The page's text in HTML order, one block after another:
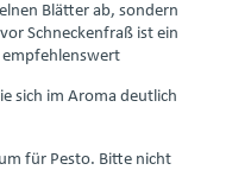
Blätter ab, sondern
Schneckenfraß ist ein
empfehlenswert
sich im Aroma deutlich
für Pesto. Bitte nicht